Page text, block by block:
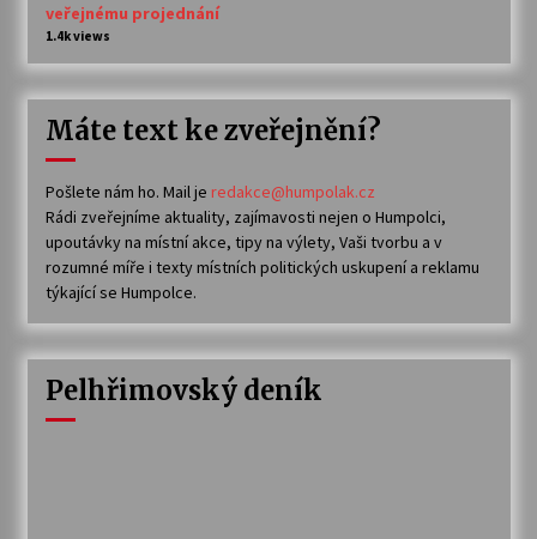
veřejnému projednání
1.4k views
Máte text ke zveřejnění?
Pošlete nám ho. Mail je redakce@humpolak.cz
Rádi zveřejníme aktuality, zajímavosti nejen o Humpolci,
upoutávky na místní akce, tipy na výlety, Vaši tvorbu a v
rozumné míře i texty místních politických uskupení a reklamu
týkající se Humpolce.
Pelhřimovský deník